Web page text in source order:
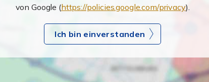
von Google (https://policies.google.com/privacy).
Ich bin einverstanden